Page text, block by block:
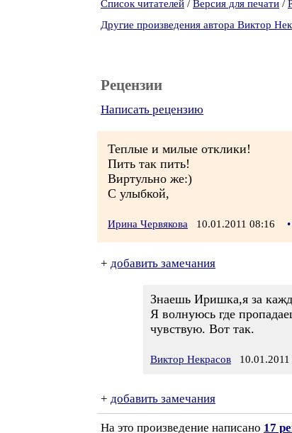
Список читателей / Версия для печати /
Другие произведения автора Виктор
Рецензии
Написать рецензию
Теплые и милые отклики!
Пить так пить!
Виртульно же:)
С улыбкой,
Ирина Червякова 10.01.2011 08:16 •
+ добавить замечания
Знаешь Иришка,я за
Я волнуюсь где
чувствую. Вот так.
Виктор Некрасов 10.01.2011
+ добавить замечания
На это произведение написано 17